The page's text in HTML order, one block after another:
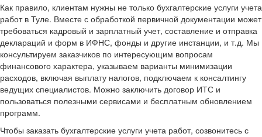
Как правило, клиентам нужны не только бухгалтерские услуги учета
работ в Туле. Вместе с обработкой первичной документации может
требоваться кадровый и зарплатный учет, составление и отправка
деклараций и форм в ИФНС, фонды и другие инстанции, и т.д. Мы
консультируем заказчиков по интересующим вопросам
финансового характера, указываем варианты минимизации
расходов, включая выплату налогов, подключаем к консалтингу
ведущих специалистов. Можно заключить договор ИТС и
пользоваться полезными сервисами и бесплатным обновлением
программ.
Чтобы заказать бухгалтерские услуги учета работ, созвонитесь с